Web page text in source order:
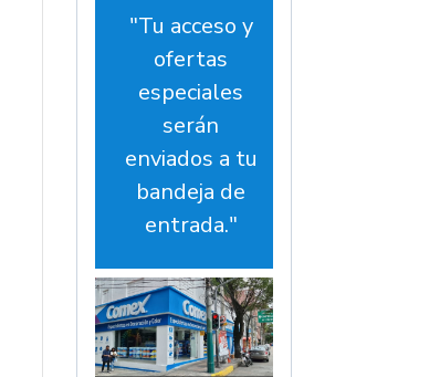
"Tu acceso y
ofertas
especiales
serán
enviados a tu
bandeja de
entrada."